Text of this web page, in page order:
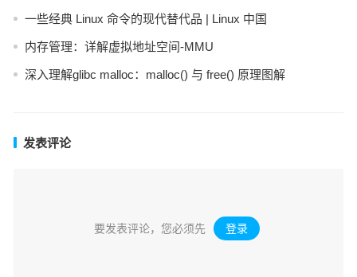
一些经典 Linux 命令的现代替代品 | Linux 中国
内存管理：详解虚拟地址空间-MMU
深入理解glibc malloc：malloc() 与 free() 原理图解
发表评论
要发表评论，您必须先 登录 。